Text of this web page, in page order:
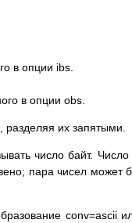
в опции ibs.
в опции obs.
разделяя их запятыми.
число байт.
пара чисел может
conv=ascii